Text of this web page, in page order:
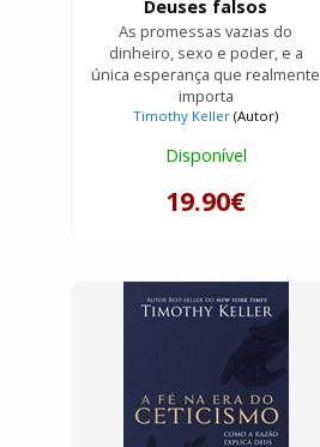
Deuses falsos
As promessas vazias do
dinheiro, sexo e poder, e a
única esperança que realmente
importa
Timothy Keller (Autor)
Disponível
19.90€